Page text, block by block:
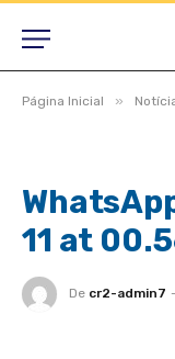
Página Inicial »
11 at
De cr2-admin7